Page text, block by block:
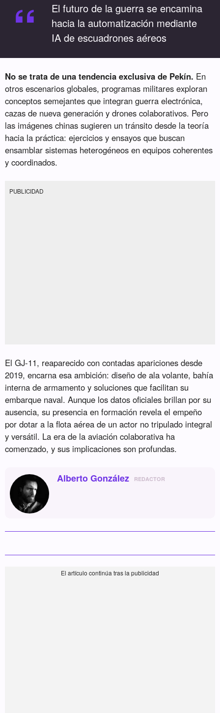
“
El futuro de la guerra se encamina
hacia la automatización mediante
IA de escuadrones aéreos
No se trata de una tendencia exclusiva de Pekín. En
otros escenarios globales, programas militares exploran
conceptos semejantes que integran guerra electrónica,
cazas de nueva generación y drones colaborativos. Pero
las imágenes chinas sugieren un tránsito desde la teoría
hacia la práctica: ejercicios y ensayos que buscan
ensamblar sistemas heterogéneos en equipos coherentes
y coordinados.
PUBLICIDAD
El GJ-11, reaparecido con contadas apariciones desde
2019, encarna esa ambición: diseño de ala volante, bahía
interna de armamento y soluciones que facilitan su
embarque naval. Aunque los datos oficiales brillan por su
ausencia, su presencia en formación revela el empeño
por dotar a la flota aérea de un actor no tripulado integral
y versátil. La era de la aviación colaborativa ha
comenzado, y sus implicaciones son profundas.
Alberto González REDACTOR